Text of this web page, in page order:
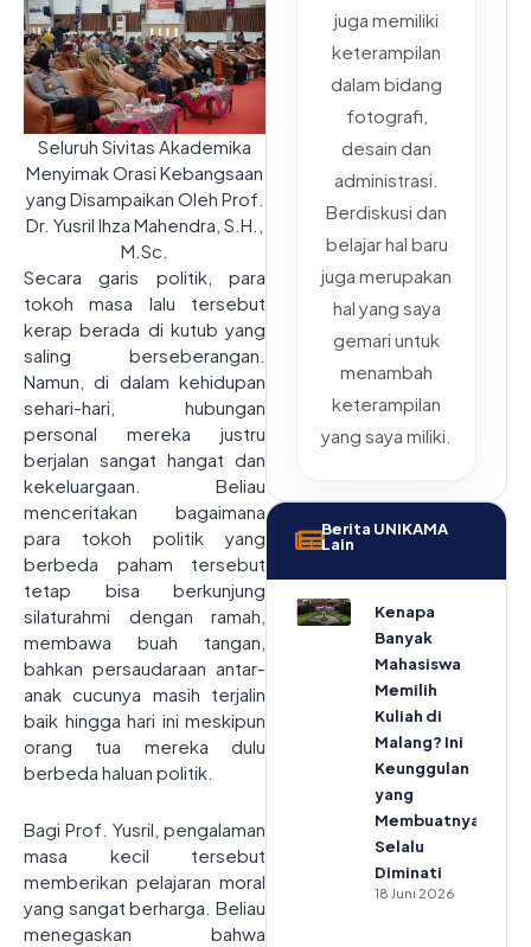
Seluruh Sivitas Akademika
Menyimak Orasi Kebangsaan
yang Disampaikan Oleh Prof.
Dr. Yusril Ihza Mahendra, S.H.,
M.Sc.
Secara garis politik, para
tokoh masa lalu tersebut
kerap berada di kutub yang
saling berseberangan.
Namun, di dalam kehidupan
sehari-hari, hubungan
personal mereka justru
berjalan sangat hangat dan
kekeluargaan. Beliau
menceritakan bagaimana
para tokoh politik yang
berbeda paham tersebut
tetap bisa berkunjung
silaturahmi dengan ramah,
membawa buah tangan,
bahkan persaudaraan antar-
anak cucunya masih terjalin
baik hingga hari ini meskipun
orang tua mereka dulu
berbeda haluan politik.
Bagi Prof. Yusril, pengalaman
masa kecil tersebut
memberikan pelajaran moral
yang sangat berharga. Beliau
menegaskan bahwa
juga memiliki
keterampilan
dalam bidang
fotografi,
desain dan
administrasi.
Berdiskusi dan
belajar hal baru
juga merupakan
hal yang saya
gemari untuk
menambah
keterampilan
yang saya miliki.
Berita UNIKAMA
Lain
Kenapa
Banyak
Mahasiswa
Memilih
Kuliah di
Malang? Ini
Keunggulan
yang
Membuatnya
Selalu
Diminati
18 Juni 2026